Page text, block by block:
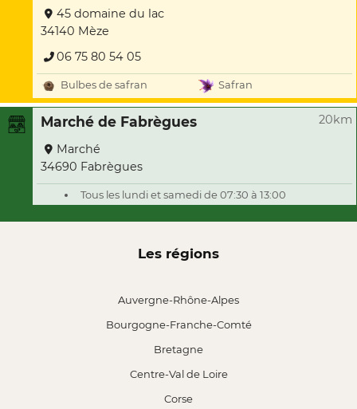
45 domaine du lac
34140 Mèze
06 75 80 54 05
Bulbes de safran Safran
Marché de Fabrègues 20km
Marché
34690 Fabrègues
Tous les lundi et samedi de 07:30 à 13:00
Les régions
Auvergne-Rhône-Alpes
Bourgogne-Franche-Comté
Bretagne
Centre-Val de Loire
Corse